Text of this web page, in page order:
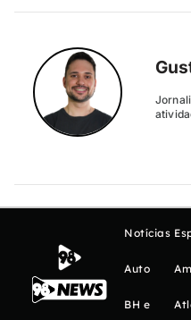
Notícias
Auto
BH e